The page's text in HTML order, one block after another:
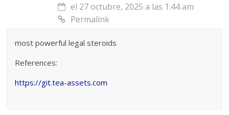
el 27 octubre, 2025 a las 1:44 am
Permalink
most powerful legal steroids
References:
https://git.tea-assets.com